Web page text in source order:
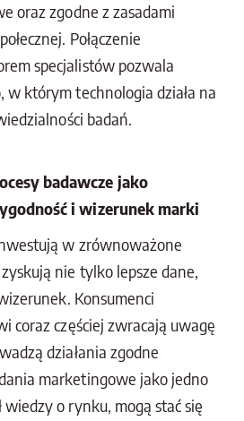
oraz zgodne z zasadami
Połączenie
specjalistów pozwala
którym technologia działa na
badań.
badawcze jako
i wizerunek marki
w zrównoważone
nie tylko lepsze dane,
Konsumenci
coraz częściej zwracają uwagę
działania zgodne
marketingowe jako jedno
wiedzy o rynku, mogą stać się